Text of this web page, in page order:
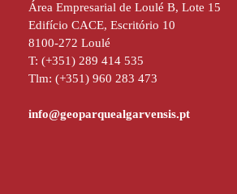
Área Empresarial de Loulé B, Lote 15
Edifício CACE, Escritório 10
8100-272 Loulé
T: (+351) 289 414 535
Tlm: (+351) 960 283 473